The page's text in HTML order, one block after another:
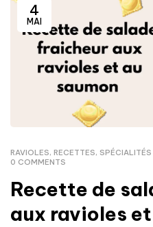
4
MAI
RAVIOLES, RECETTES, SPÉCIALITÉS
0 COMMENTS
Recette de
aux ravioles